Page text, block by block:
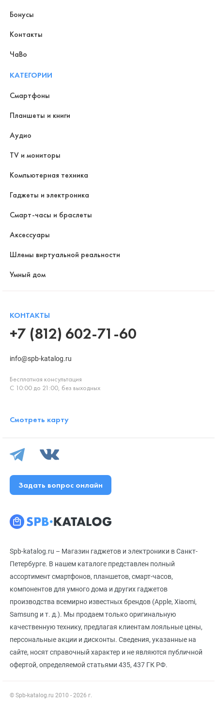
Spb-katalog.ru – Магазин гаджетов и электроники в Санкт-
Петербурге. В нашем каталоге представлен полный
ассортимент смартфонов, планшетов, смарт-часов,
компонентов для умного дома и других гаджетов
производства всемирно известных брендов (Apple, Xiaomi,
Samsung и т. д.). Мы продаем только оригинальную
качественную технику, предлагая клиентам лояльные цены,
персональные акции и дисконты. Сведения, указанные на
сайте, носят справочный характер и не являются публичной
офертой, определяемой статьями 435, 437 ГК РФ.
© Spb-katalog.ru 2010 - 2026 г.
Бонусы
Контакты
ЧаВо
КАТЕГОРИИ
Смартфоны
Планшеты и книги
Аудио
TV и мониторы
Компьютерная техника
Гаджеты и электроника
Смарт-часы и браслеты
Аксессуары
Шлемы виртуальной реальности
Умный дом
КОНТАКТЫ
+7 (812) 602-71-60
info@spb-katalog.ru
Бесплатная консультация
С 10:00 до 21:00, без выходных
Смотреть карту
Задать вопрос онлайн